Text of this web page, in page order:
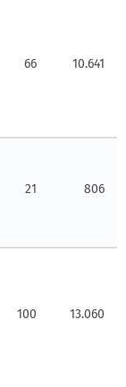
66 10.641
21 806
100 13.060